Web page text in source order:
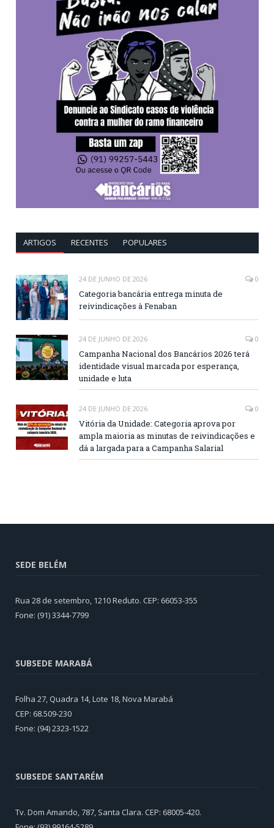
ARTIGOS RECENTES POPULARES
24 DE JUNHO DE 2026 0
Categoria bancária entrega minuta de
reivindicações à Fenaban
24 DE JUNHO DE 2026 0
Campanha Nacional dos Bancários 2026 terá
identidade visual marcada por esperança,
unidade e luta
24 DE JUNHO DE 2026 0
Vitória da Unidade: Categoria aprova por
ampla maioria as minutas de reivindicações e
dá a largada para a Campanha Salarial
SEDE BELÉM
Rua 28 de setembro, 1210 Reduto. CEP: 66053-355
Fone: (91) 3344-7799
SUBSEDE MARABÁ
Folha 27, Quadra 14, Lote 18, Nova Marabá
CEP: 68.509-230
Fone: (94) 2323-1522
SUBSEDE SANTARÉM
Tv. Dom Amando, 787, Santa Clara. CEP: 68005-420.